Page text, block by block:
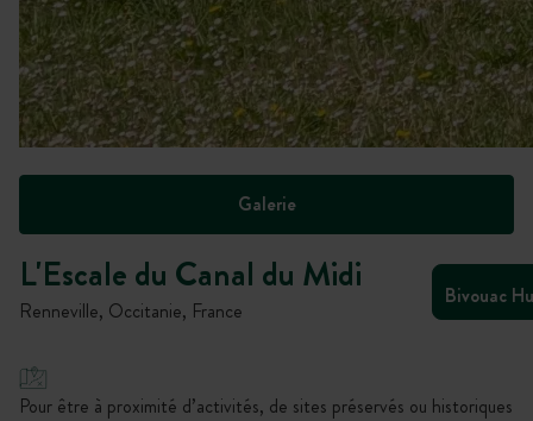
Galerie
L'Escale du Canal du Midi
Renneville, Occitanie, France
Bivouac
Pour être à proximité d’activités, de sites préservés ou historiques